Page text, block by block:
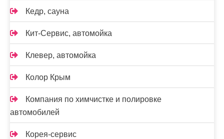
Кедр, сауна
Кит-Сервис, автомойка
Клевер, автомойка
Колор Крым
Компания по химчистке и полировке
автомобилей
Корея-сервис